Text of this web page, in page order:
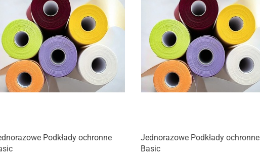
Produkt niedostępny
Podkłady ochronne
Produkt niedostępny
Jednorazowe Podkłady ochronne
Basic